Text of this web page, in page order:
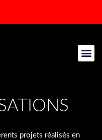
projets réalisés en